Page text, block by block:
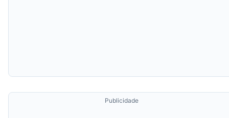
Publicidade